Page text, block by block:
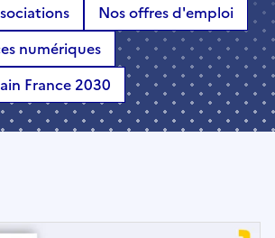
Nos offres d'emploi
numériques
France 2030